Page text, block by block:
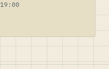
19:00